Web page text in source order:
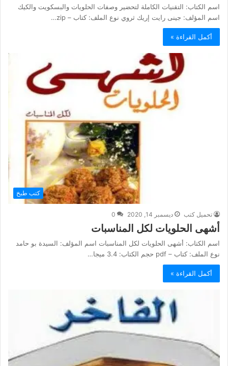
اسم الكتاب: التقنيات الكاملة لتحضير وصفات الحلويات والبسكويت والكيك
اسم المؤلف: جينى رايت إريك ثروي نوع الملف: كتاب – zip…
أكمل القراءة »
كتب طبخ
تحميل كتب ديسمبر 14, 2020 0
أشهى الحلويات لكل المناسبات
اسم الكتاب: أشهى الحلويات لكل المناسبات اسم المؤلف: السيدة بو حامد
نوع الملف: كتاب – pdf حجم الكتاب: 3.4 ميجا…
أكمل القراءة »